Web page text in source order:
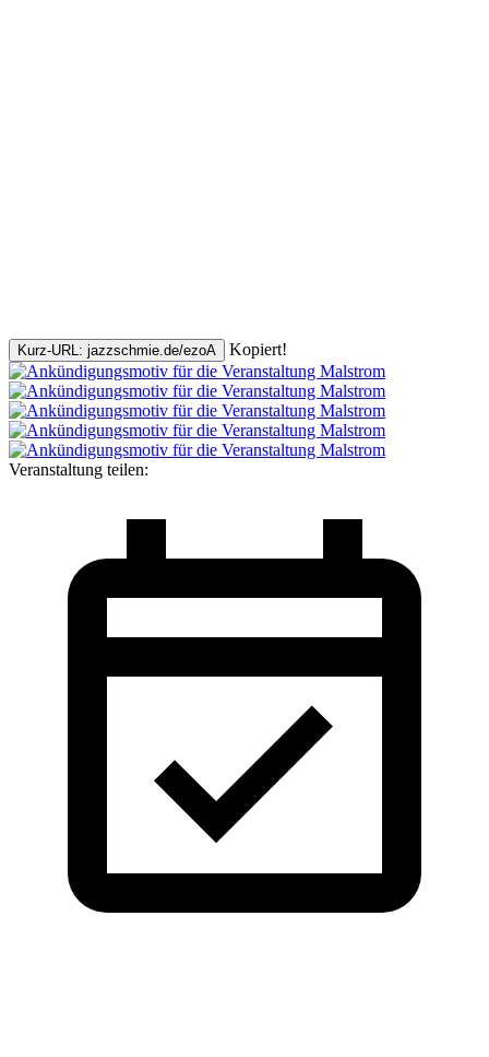
Kurz-URL: jazzschmie.de/ezoA Kopiert!
Veranstaltung teilen: